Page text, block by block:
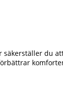
du